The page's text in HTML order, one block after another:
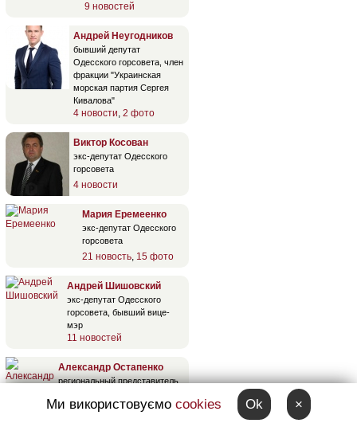
9 новостей
Андрей Неугодников
бывший депутат
Одесского горсовета, член
фракции "Украинская
морская партия Сергея
Кивалова"
4 новости, 2 фото
Виктор Косован
экс-депутат Одесского
горсовета
4 новости
Мария Еремеенко
экс-депутат Одесского
горсовета
21 новость, 15 фото
Андрей Шишовский
экс-депутат Одесского
горсовета, бывший вице-
мэр
11 новостей
Александр Остапенко
региональный представитель
Одесского облсовета
Ми використовуємо cookies Ok ×